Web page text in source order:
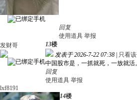
回复
使用道具 举报
发财哥
13楼
发表于 2026-7-22 07:38
只看
中国股市是，一抓就死，一放就活
回复
使用道具 举报
lxf8191
14楼